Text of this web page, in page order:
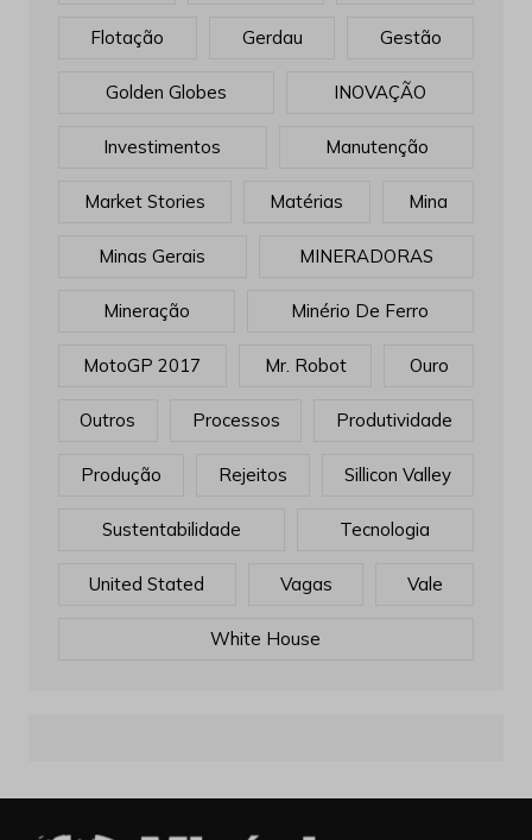
Flotação Gerdau Gestão
Golden Globes INOVAÇÃO
Investimentos Manutenção
Market Stories Matérias Mina
Minas Gerais MINERADORAS
Mineração Minério De Ferro
MotoGP 2017 Mr. Robot Ouro
Outros Processos Produtividade
Produção Rejeitos Sillicon Valley
Sustentabilidade Tecnologia
United Stated Vagas Vale
White House